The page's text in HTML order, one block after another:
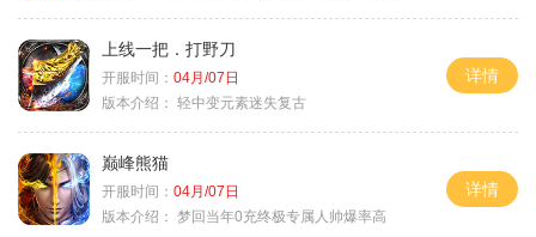
上线一把．打野刀
开服时间： 04月/07日
版本介绍： 轻中变元素迷失复古
详情
巅峰熊猫
开服时间： 04月/07日
版本介绍： 梦回当年0充终极专属人帅爆率高
详情